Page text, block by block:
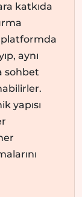
katkıda
platformda
aynı
sohbet
yapısı